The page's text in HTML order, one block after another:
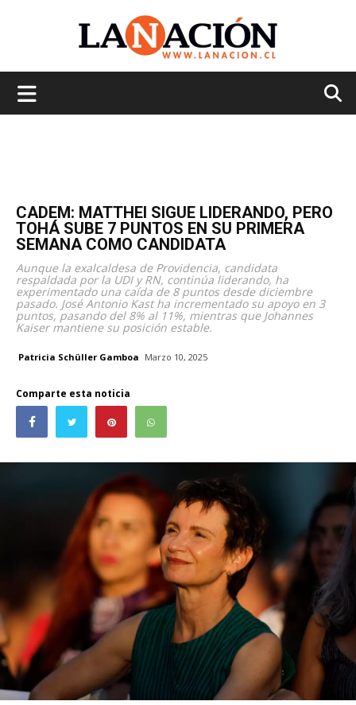
CADEM: MATTHEI SIGUE LIDERANDO, PERO
TOHÁ SUBE 7 PUNTOS EN SU PRIMERA
SEMANA COMO CANDIDATA
Aunque la exalcaldesa de Providencia, candidata
respaldada por la UDI y RN, continúa liderando, ha
experimentado una caída de 8 puntos desde diciembre
pasado. José Antonio Kast ha incrementado su apoyo en 3
puntos, pasando del 8% al 11%, mientras que Johannes
Kaiser mantiene su posición estable.
Patricia Schüller Gamboa Marzo 10, 2025
Comparte esta noticia